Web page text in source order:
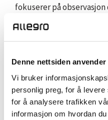
Denne nettsiden
Vi bruker
personlig preg, for å
for å analysere trafikken
informasjon om hvordan
fokuserer på
systemene som er
utrolig mye innsikt å
behov har de? Hvor
kundereisen ligger?
intervjuer, fokusgrupper
Steg 2: Lag personas